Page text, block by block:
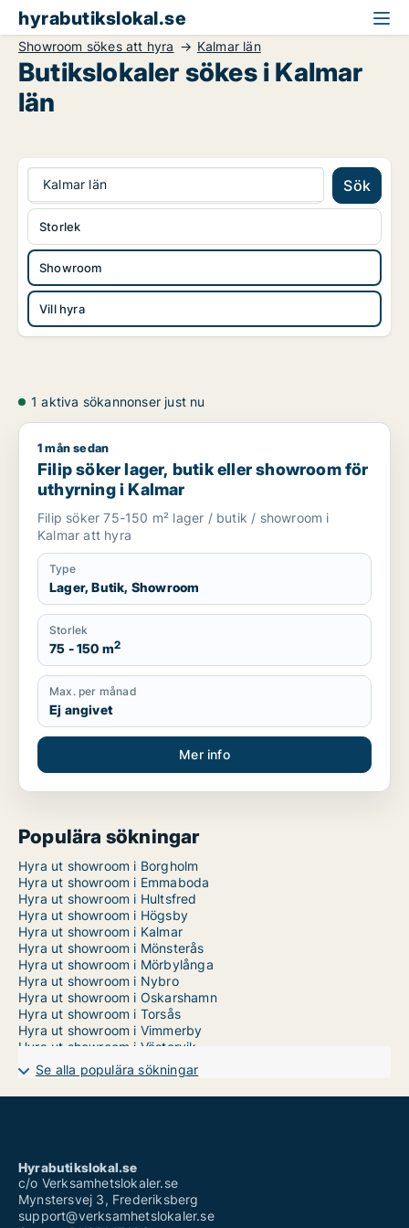
hyrabutikslokal.se
Showroom sökes att hyra Kalmar län
Butikslokaler sökes i Kalmar
län
Kalmar län Sök
Showroom
Vill hyra
Storlek
1 aktiva sökannonser just nu
Filip söker lager, butik eller showroom för uthyrning i Kalmar
1 mån sedan
Filip söker lager, butik eller showroom för
uthyrning i Kalmar
Filip söker 75-150 m² lager / butik / showroom i
Kalmar att hyra
Type
Lager, Butik, Showroom
Storlek
75 - 150 m2
Max. per månad
Ej angivet
Mer info
Populära sökningar
Hyra ut showroom i Borgholm
Hyra ut showroom i Emmaboda
Hyra ut showroom i Hultsfred
Hyra ut showroom i Högsby
Hyra ut showroom i Kalmar
Hyra ut showroom i Mönsterås
Hyra ut showroom i Mörbylånga
Hyra ut showroom i Nybro
Hyra ut showroom i Oskarshamn
Hyra ut showroom i Torsås
Hyra ut showroom i Vimmerby
Hyra ut showroom i Västervik
Se alla populära sökningar
Hyrabutikslokal.se
c/o Verksamhetslokaler.se
Mynstersvej 3, Frederiksberg
support@verksamhetslokaler.se